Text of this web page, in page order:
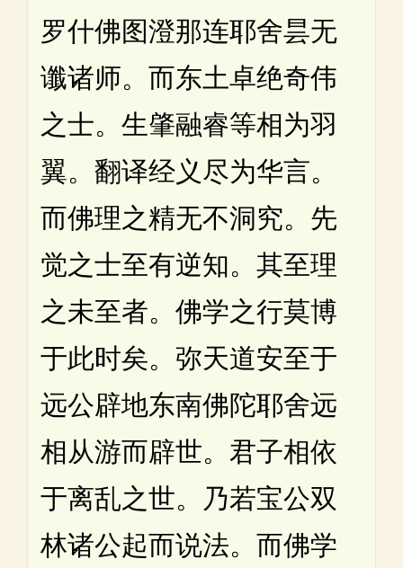
罗什佛图澄那连耶舍昙无
谶诸师。而东土卓绝奇伟
之士。生肇融睿等相为羽
翼。翻译经义尽为华言。
而佛理之精无不洞究。先
觉之士至有逆知。其至理
之未至者。佛学之行莫博
于此时矣。弥天道安至于
远公辟地东南佛陀耶舍远
相从游而辟世。君子相依
于离乱之世。乃若宝公双
林诸公起而说法。而佛学